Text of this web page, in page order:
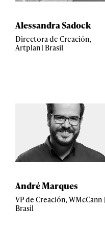
Alessandra Sadock
Directora de Creación,
Artplan | Brasil
André Marques
VP de Creación, WMcCann |
Brasil